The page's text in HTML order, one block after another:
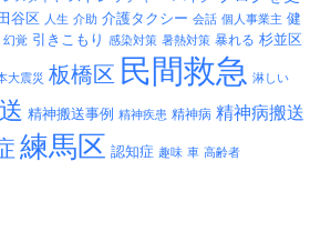
谷区 人生 介助 介護タクシー 会話 個人事業主 健
幻覚 引きこもり 感染対策 暑熱対策 暴れる 杉並区
大震災 板橋区 民間救急 淋しい
精神搬送事例 精神疾患 精神病 精神病搬送
練馬区 認知症 趣味 車 高齢者